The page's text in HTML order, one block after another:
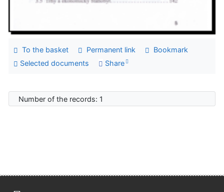
To the basket Permanent link
Bookmark
Selected documents
Share
Number of the records: 1